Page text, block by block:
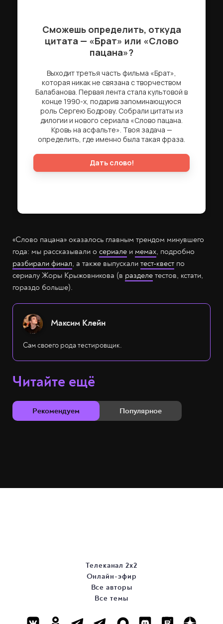
«Слово пацана» оказалось главным трендом минувшего
года: мы рассказывали о сериале и мемах, подробно
разбирали финал, а также выпускали тест-квест по
сериалу Жоры Крыжовникова (в разделе тестов, кстати,
гораздо больше).
Максим Клейн
Сам своего рода тестировщик.
Читайте ещё
Рекомендуем Популярное
Телеканал 2х2
Онлайн-эфир
Все авторы
Все темы